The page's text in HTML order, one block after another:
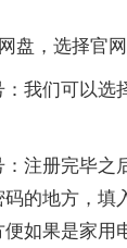
，选择官网
们可以选
册完毕之
的地方，填
如果是家用